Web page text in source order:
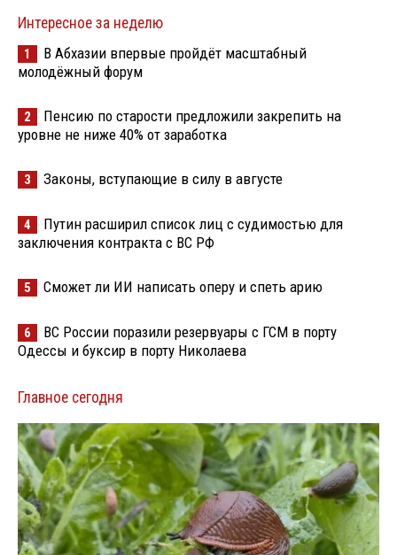
Интересное за неделю
1
В Абхазии впервые пройдёт масштабный
молодёжный форум
2
Пенсию по старости предложили закрепить на
уровне не ниже 40% от заработка
3 Законы, вступающие в силу в августе
4
Путин расширил список лиц с судимостью для
заключения контракта с ВС РФ
5 Сможет ли ИИ написать оперу и спеть арию
6
ВС России поразили резервуары с ГСМ в порту
Одессы и буксир в порту Николаева
Главное сегодня